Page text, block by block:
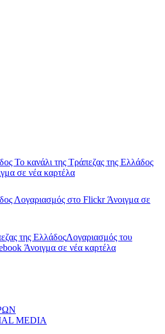
Το κανάλι της Τράπεζας της Ελλάδος
σε νέα καρτέλα
Λογαριασμός στο FlickrΆνοιγμα σε
της ΕλλάδοςΛογαριασμός του
Άνοιγμα σε νέα καρτέλα
MEDIA